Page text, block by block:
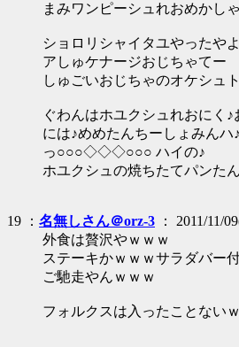
まみワンピーシュれおめかし
ショロリシャイタユやったや
アしゅケナージおじちゃてー
しゅごいおじちゃのオケシュ
ぐわんはホユクシュれおにく
には♪めめたんちーしょみんハ♪
っ○○○◇◇◇○○○ ハイの♪
ホユクシュの焼ちたてパンた
19 ： 名無しさん＠orz-3 ： 2011/11/
外食は贅沢やｗｗｗ
ステーキかｗｗｗサラダバー
ご馳走やんｗｗｗ
フォルクスは入ったことないｗ